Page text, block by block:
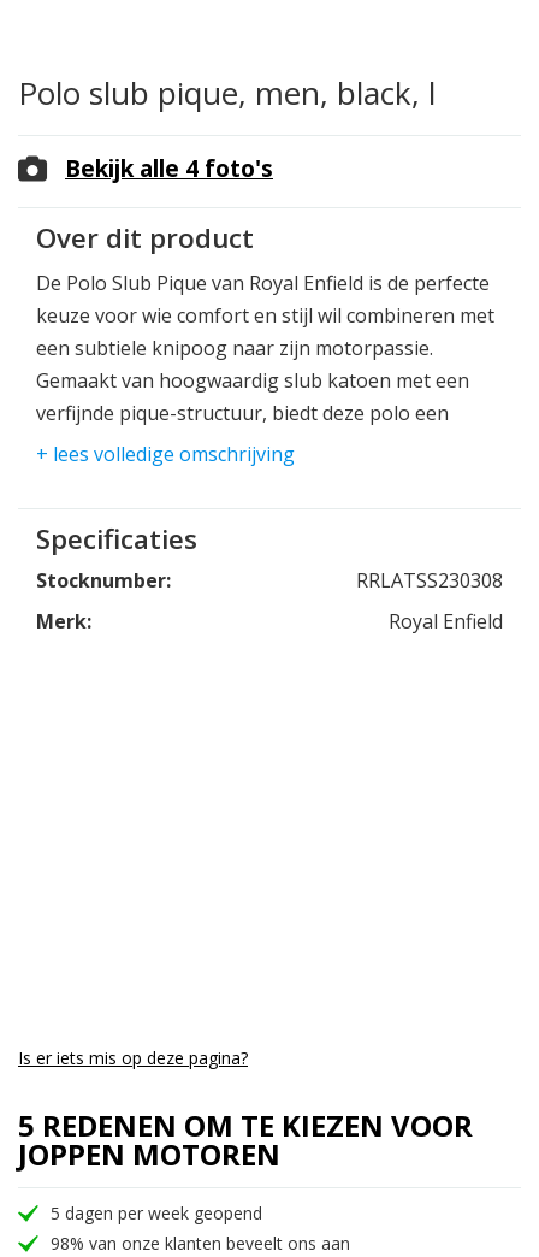
Polo slub pique, men, black, l
Over dit product
De Polo Slub Pique van Royal Enfield is de perfecte
keuze voor wie comfort en stijl wil combineren met
een subtiele knipoog naar zijn motorpassie.
Gemaakt van hoogwaardig slub katoen met een
verfijnde pique-structuur, biedt deze polo een
unieke textuur en een tijdloze uitstraling.
+ lees volledige omschrijving
Bekijk alle 4 foto's
Specificaties
Stocknumber:
RRLATSS230308
Merk:
Royal Enfield
Is er iets mis op deze pagina?
5 REDENEN OM TE KIEZEN VOOR
JOPPEN MOTOREN
5 dagen per week geopend
98% van onze klanten beveelt ons aan